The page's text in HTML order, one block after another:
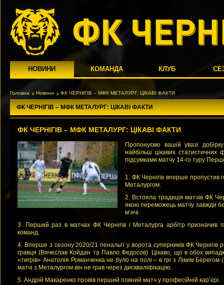
НОВИНИ КОМАНДА КЛУБ
Головна Новини ФК ЧЕРНІГІВ – МФК МЕТАЛУРГ: ЦІКАВІ ФАКТИ
ФК ЧЕРНІГІВ – МФК МЕТАЛУРГ: ЦІКАВІ ФАКТИ
ФК ЧЕРНІГІВ – МФК МЕТАЛУРГ: ЦІКАВІ ФАКТИ
Пропонуємо вашій увазі добірку
найбільш цікавих статистичних
підсумками матчу 14-го туру
1. ФК Чернігів вперше пропустив
Металургом.
2. Встояла традиція матчів ФК
якою переможець матчу завжди
м’ячі.
3. Перший раз в матчах ФК Чернігів і Металурга арбітр призначив
команд.
4. Вперше з сезону 2020/21 пенальті у ворота суперників ФК Чернігів
гравця (Вячеслав Койдан та Павло Федосов). Цікаво, що в обох
«тигрів» Анатолія Романченка не було на полі – в грі з Лівим Берегом
матчі з Металургом він не грав через дискваліфікацію.
5. Андрій Макаренко провів перший повний матч у професійній кар’єрі.